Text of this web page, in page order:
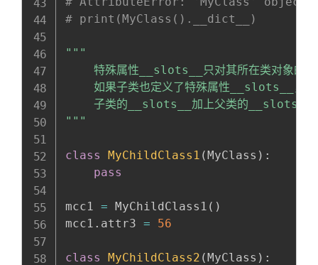
# print(MyClass().__dict__)
"""
特殊属性__slots__只对其所在类对象的实
如果子类也定义了特殊属性__slots__，那
    子类的__slots__加上父类的__slots__
"""
class MyChildClass1 (MyClass ) :
pass
mcc1 = MyChildClass1 ( )
mcc1 . attr3 = 56
class MyChildClass2 (MyClass ) :